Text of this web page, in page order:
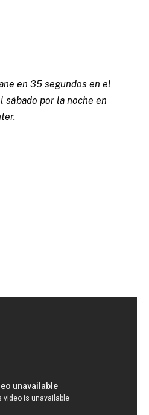
en 35 segundos en el
sábado por la noche en